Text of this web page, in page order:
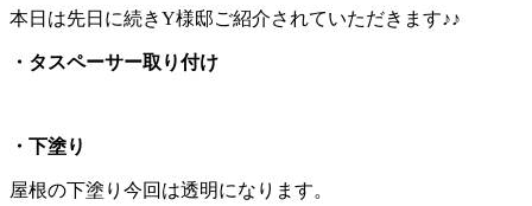
本日は先日に続きY様邸ご紹介されていただきます♪♪
・タスペーサー取り付け
・下塗り
屋根の下塗り今回は透明になります。